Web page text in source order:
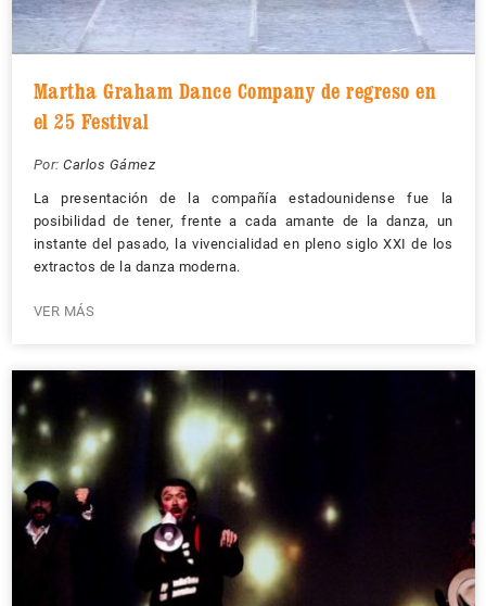
Martha Graham Dance Company de regreso en
el 25 Festival
Por: Carlos Gámez
La presentación de la compañía estadounidense fue la
posibilidad de tener, frente a cada amante de la danza, un
instante del pasado, la vivencialidad en pleno siglo XXI de los
extractos de la danza moderna.
VER MÁS